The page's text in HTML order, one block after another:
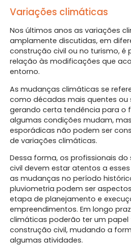
Variações climáticas
Nos últimos anos as variações
amplamente discutidas, em
construção civil ou no turismo, é
relação às modificações que
entorno.
As mudanças climáticas se
como décadas mais quentes ou
gerando certa tendência para o
algumas condições mudam,
esporádicas não podem ser
de variações climáticas.
Dessa forma, os profissionais
civil devem estar atentos a
as mudanças no período
pluviometria podem ser
etapa de planejamento e
empreendimentos. Em longo
climáticas poderão ter um
construção civil, mudando a
algumas atividades.